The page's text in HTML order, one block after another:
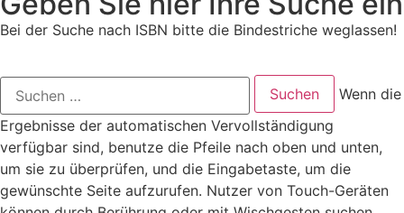
Bei der Suche nach ISBN bitte die Bindestriche weglassen!
Wenn die
Ergebnisse der automatischen Vervollständigung
verfügbar sind, benutze die Pfeile nach oben und unten,
um sie zu überprüfen, und die Eingabetaste, um die
gewünschte Seite aufzurufen. Nutzer von Touch-Geräten